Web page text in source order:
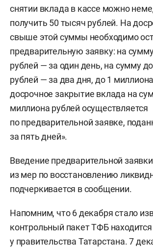
снятии вклада в кассе можно
получить 50 тысяч рублей. На
свыше этой суммы необходимо
предварительную заявку: на
рублей — за один день, на сумму
рублей — за два дня, до 1
досрочное закрытие вклада на
миллиона рублей осуществляется
по предварительной заявке,
за пять дней».
Введение предварительной
из мер по восстановлению
подчеркивается в сообщении.
Напомним, что 6 декабря стало
контрольный пакет ТФБ находится
у правительства Татарстана. 7